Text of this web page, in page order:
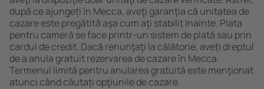
după ce ajungeți în Mecca, aveţi garanţia că unitatea de
cazare este pregătită aşa cum aţi stabilit ȋnainte. Plata
pentru cameră se face printr-un sistem de plată sau prin
cardul de credit. Dacă renunţaţi la călătorie, aveți dreptul
de a anula gratuit rezervarea de cazare în Mecca.
Termenul limită pentru anularea gratuită este menţionat
atunci când căutați opţiunile de cazare.